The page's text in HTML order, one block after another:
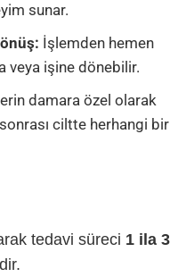
sunar.
İşlemden hemen
veya işine dönebilir.
damara özel olarak
ciltte herhangi bir
tedavi süreci 1 ila 3